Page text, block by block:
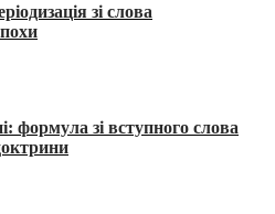
зі слова
формула зі вступного слова